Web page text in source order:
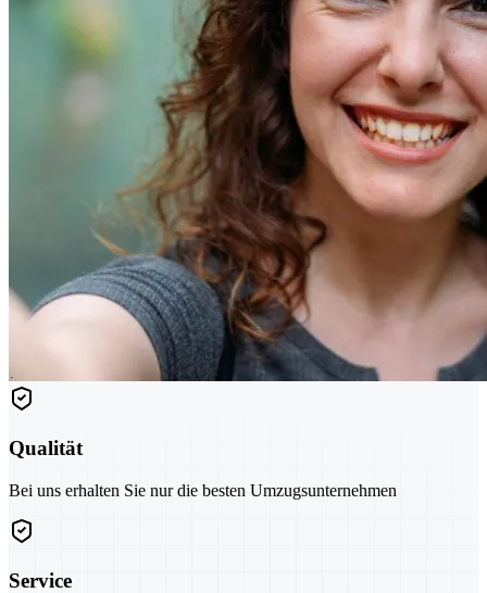
Qualität
Bei uns erhalten Sie nur die besten Umzugsunternehmen
Service